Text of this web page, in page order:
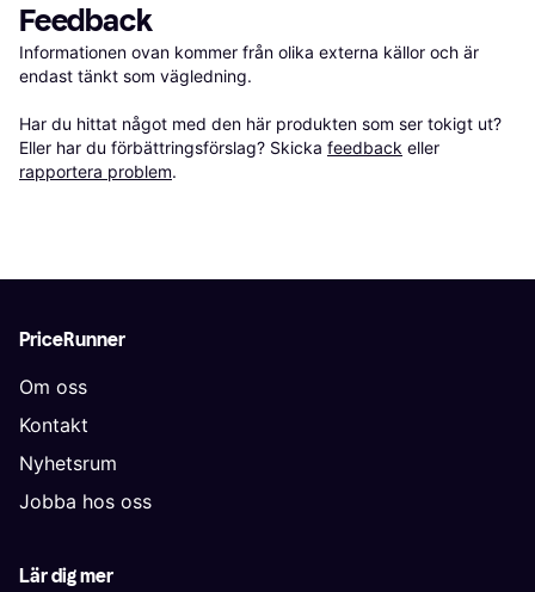
Feedback
Informationen ovan kommer från olika externa källor och är
endast tänkt som vägledning.
Har du hittat något med den här produkten som ser tokigt ut?
Eller har du förbättringsförslag? Skicka feedback eller
rapportera problem.
PriceRunner
Om oss
Kontakt
Nyhetsrum
Jobba hos oss
Lär dig mer